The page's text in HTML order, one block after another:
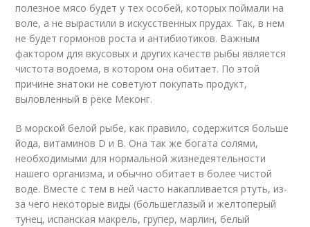
полезное мясо будет у тех особей, которых поймали на
воле, а не вырастили в искусственных прудах. Так, в нем
не будет гормонов роста и антибиотиков. Важным
фактором для вкусовых и других качеств рыбы является
чистота водоема, в котором она обитает. По этой
причине знатоки не советуют покупать продукт,
выловленный в реке Меконг.
В морской белой рыбе, как правило, содержится больше
йода, витаминов D и B. Она так же богата солями,
необходимыми для нормальной жизнедеятельности
нашего организма, и обычно обитает в более чистой
воде. Вместе с тем в ней часто накапливается ртуть, из-
за чего некоторые виды (большеглазый и желтоперый
тунец, испанская макрель, групер, марлин, белый